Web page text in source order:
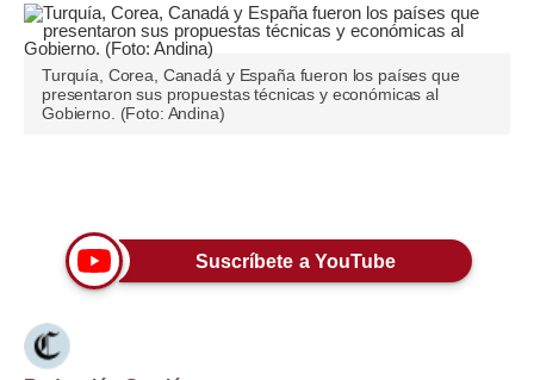
Opinión
Editorial
Pregunta de hoy
Lujo
Moda
Turquía, Corea, Canadá y España fueron los países que
presentaron sus propuestas técnicas y económicas al
Gobierno. (Foto: Andina)
Suscríbete a YouTube